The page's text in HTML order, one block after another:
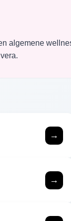
algemene
→
→